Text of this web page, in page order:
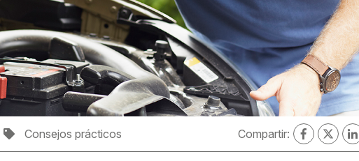
Consejos prácticos Compartir: